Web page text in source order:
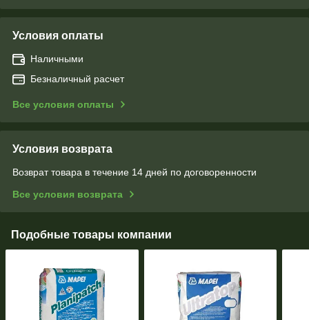
Условия оплаты
Наличными
Безналичный расчет
Все условия оплаты
Условия возврата
Возврат товара в течение 14 дней по договоренности
Все условия возврата
Подобные товары компании